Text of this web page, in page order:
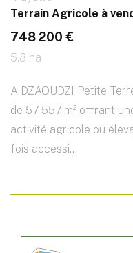
Terrain Agricole à
748 200 €
5.8 ha
A DZAOUDZI Petite
de 57 557 m² offrant
activité agricole ou
fois accessi...